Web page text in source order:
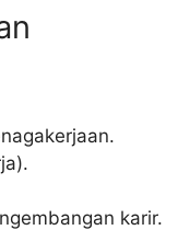
karir.